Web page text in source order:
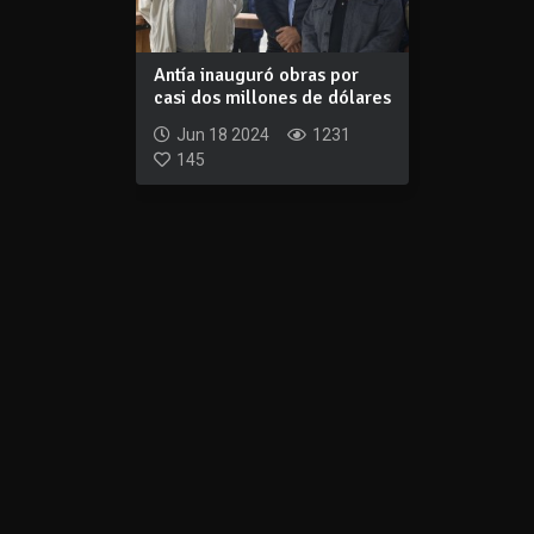
Antía inauguró obras por
casi dos millones de dólares
Jun 18 2024
1231
145